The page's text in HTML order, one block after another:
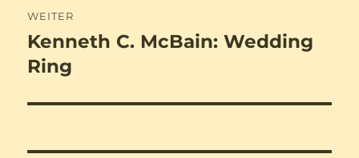
WEITER
Nächster
Beitrag:
Kenneth C. McBain: Wedding
Ring